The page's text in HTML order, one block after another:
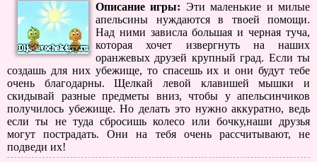
Описание игры: Эти маленькие и милые
апельсины нуждаются в твоей помощи.
Над ними зависла большая и черная туча,
которая хочет извергнуть на наших
оранжевых друзей крупный град. Если ты
создашь для них убежище, то спасешь их и они будут тебе
очень благодарны. Щелкай левой клавишей мышки и
скидывай разные предметы вниз, чтобы у апельсинчиков
получилось убежище. Но делать это нужно аккуратно, ведь
если ты не туда сбросишь колесо или бочку,наши друзья
могут пострадать. Они на тебя очень рассчитывают, не
подведи их!